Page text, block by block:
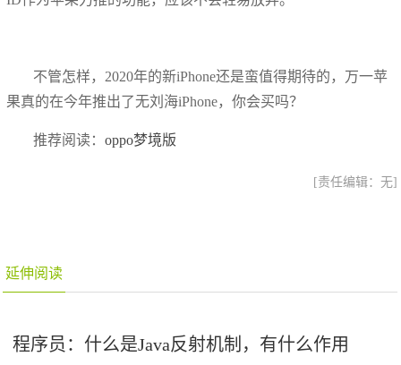
不管怎样，2020年的新iPhone还是蛮值得期待的，万一苹
果真的在今年推出了无刘海iPhone，你会买吗？
推荐阅读：oppo梦境版
[责任编辑：无]
延伸阅读
程序员：什么是Java反射机制，有什么作用